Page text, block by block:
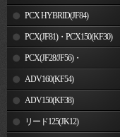
PCX HYBRID(JF84)
PCX(JF81)・PCX150(KF30)
PCX(JF28/JF56)・
PCX150(KF12/KF18)
ADV160(KF54)
ADV150(KF38)
リード125(JK12)